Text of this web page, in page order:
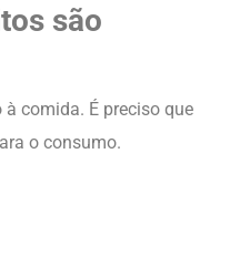
são
comida. É preciso que
o consumo.